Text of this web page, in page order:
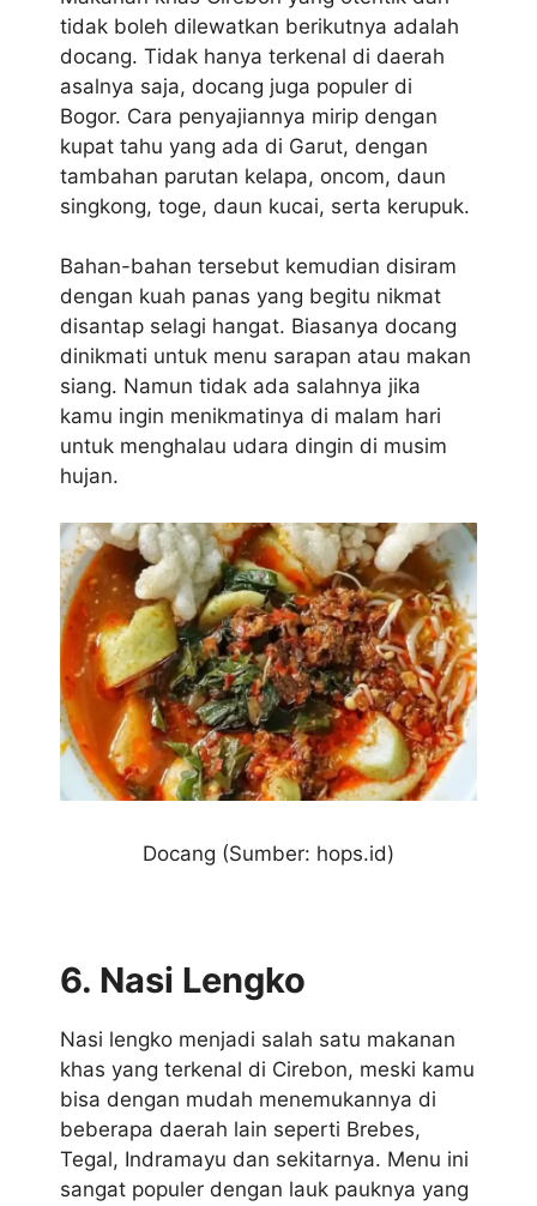
tidak boleh dilewatkan berikutnya adalah
docang. Tidak hanya terkenal di daerah
asalnya saja, docang juga populer di
Bogor. Cara penyajiannya mirip dengan
kupat tahu yang ada di Garut, dengan
tambahan parutan kelapa, oncom, daun
singkong, toge, daun kucai, serta kerupuk.
Bahan-bahan tersebut kemudian disiram
dengan kuah panas yang begitu nikmat
disantap selagi hangat. Biasanya docang
dinikmati untuk menu sarapan atau makan
siang. Namun tidak ada salahnya jika
kamu ingin menikmatinya di malam hari
untuk menghalau udara dingin di musim
hujan.
Docang (Sumber: hops.id)
6. Nasi Lengko
Nasi lengko menjadi salah satu makanan
khas yang terkenal di Cirebon, meski kamu
bisa dengan mudah menemukannya di
beberapa daerah lain seperti Brebes,
Tegal, Indramayu dan sekitarnya. Menu ini
sangat populer dengan lauk pauknya yang